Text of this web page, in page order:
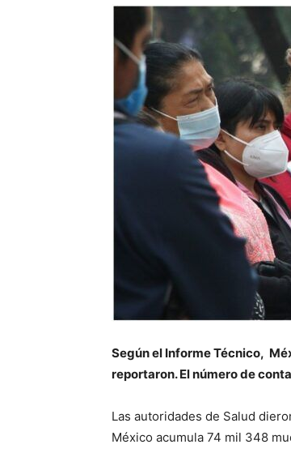
Según el Informe Técnico,
reportaron. El número de
Las autoridades de Salud
México acumula 74 mil 348